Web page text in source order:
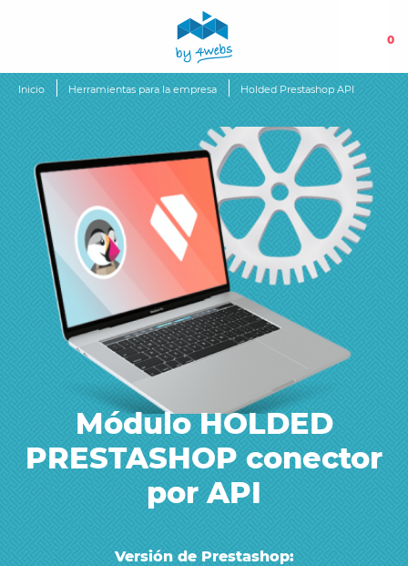
0
Inicio Herramientas para la empresa Holded Prestashop API
Módulo HOLDED
PRESTASHOP conector
por API
Versión de Prestashop: